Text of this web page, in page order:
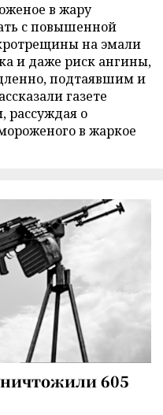
в жару
с повышенной
на эмали
и даже риск ангины,
подтаявшим и
газете
о
в жаркое
605